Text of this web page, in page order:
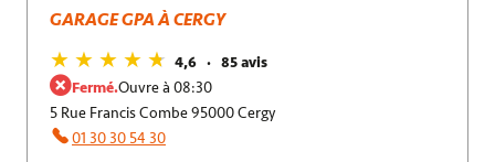
GARAGE GPA À CERGY
4,6
85 avis
Fermé.Ouvre à 08:30
5 Rue Francis Combe 95000 Cergy
01 30 30 54 30